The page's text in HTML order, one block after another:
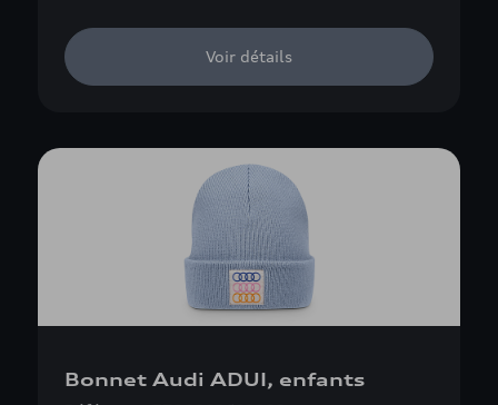
Voir détails
Bonnet Audi ADUI, enfants